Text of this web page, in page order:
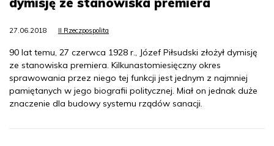
27.06.2018 II Rzeczpospolita
90 lat temu, 27 czerwca 1928 r., Józef Piłsudski złożył dymisję
ze stanowiska premiera. Kilkunastomiesięczny okres
sprawowania przez niego tej funkcji jest jednym z najmniej
pamiętanych w jego biografii politycznej. Miał on jednak duże
znaczenie dla budowy systemu rządów sanacji.